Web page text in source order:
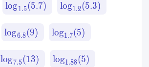
log1.5(5.7) log1.2(5.3)
log6.8(9) log1.7(5)
log7.5(13) log1.88(5)